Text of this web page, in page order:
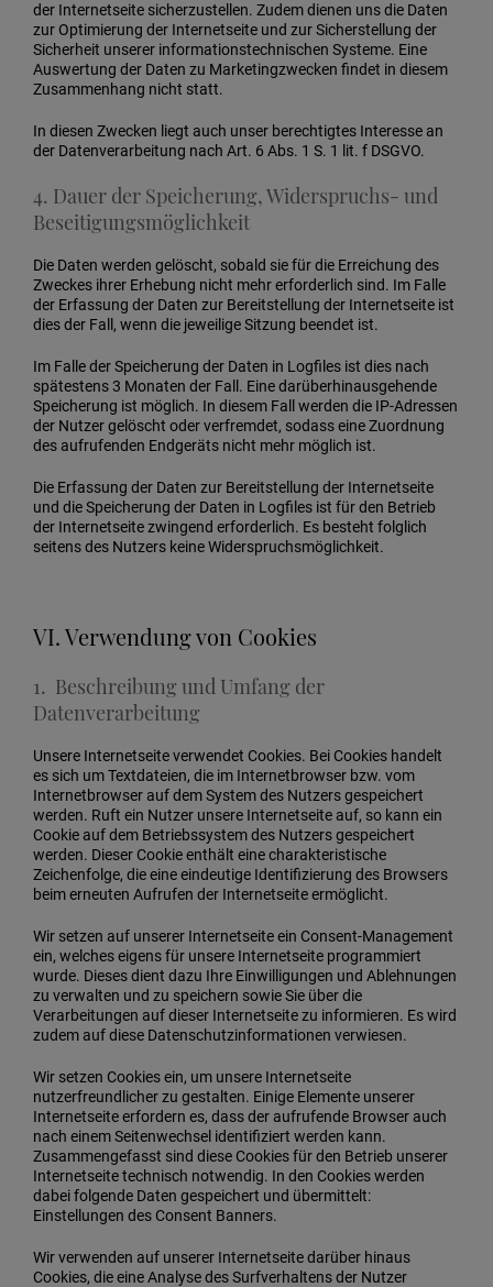
der Internetseite sicherzustellen. Zudem dienen uns die Daten
zur Optimierung der Internetseite und zur Sicherstellung der
Sicherheit unserer informationstechnischen Systeme. Eine
Auswertung der Daten zu Marketingzwecken findet in diesem
Zusammenhang nicht statt.
In diesen Zwecken liegt auch unser berechtigtes Interesse an
der Datenverarbeitung nach Art. 6 Abs. 1 S. 1 lit. f DSGVO.
4. Dauer der Speicherung, Widerspruchs- und
Beseitigungsmöglichkeit
Die Daten werden gelöscht, sobald sie für die Erreichung des
Zweckes ihrer Erhebung nicht mehr erforderlich sind. Im Falle
der Erfassung der Daten zur Bereitstellung der Internetseite ist
dies der Fall, wenn die jeweilige Sitzung beendet ist.
Im Falle der Speicherung der Daten in Logfiles ist dies nach
spätestens 3 Monaten der Fall. Eine darüberhinausgehende
Speicherung ist möglich. In diesem Fall werden die IP-Adressen
der Nutzer gelöscht oder verfremdet, sodass eine Zuordnung
des aufrufenden Endgeräts nicht mehr möglich ist.
Die Erfassung der Daten zur Bereitstellung der Internetseite
und die Speicherung der Daten in Logfiles ist für den Betrieb
der Internetseite zwingend erforderlich. Es besteht folglich
seitens des Nutzers keine Widerspruchsmöglichkeit.
VI. Verwendung von Cookies
1. Beschreibung und Umfang der
Datenverarbeitung
Unsere Internetseite verwendet Cookies. Bei Cookies handelt
es sich um Textdateien, die im Internetbrowser bzw. vom
Internetbrowser auf dem System des Nutzers gespeichert
werden. Ruft ein Nutzer unsere Internetseite auf, so kann ein
Cookie auf dem Betriebssystem des Nutzers gespeichert
werden. Dieser Cookie enthält eine charakteristische
Zeichenfolge, die eine eindeutige Identifizierung des Browsers
beim erneuten Aufrufen der Internetseite ermöglicht.
Wir setzen auf unserer Internetseite ein Consent-Management
ein, welches eigens für unsere Internetseite programmiert
wurde. Dieses dient dazu Ihre Einwilligungen und Ablehnungen
zu verwalten und zu speichern sowie Sie über die
Verarbeitungen auf dieser Internetseite zu informieren. Es wird
zudem auf diese Datenschutzinformationen verwiesen.
Wir setzen Cookies ein, um unsere Internetseite
nutzerfreundlicher zu gestalten. Einige Elemente unserer
Internetseite erfordern es, dass der aufrufende Browser auch
nach einem Seitenwechsel identifiziert werden kann.
Zusammengefasst sind diese Cookies für den Betrieb unserer
Internetseite technisch notwendig. In den Cookies werden
dabei folgende Daten gespeichert und übermittelt:
Einstellungen des Consent Banners.
Wirverwenden auf unserer Internetseite darüber hinaus
Cookies, die eine Analyse des Surfverhaltens der Nutzer